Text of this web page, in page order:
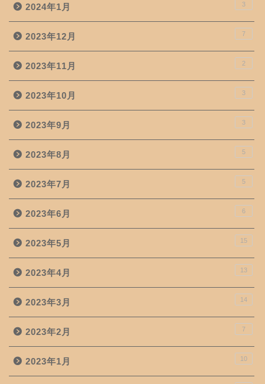
2024年1月 3
2023年12月 7
2023年11月 2
2023年10月 3
2023年9月 3
2023年8月 5
2023年7月 5
2023年6月 6
2023年5月 15
2023年4月 13
2023年3月 14
2023年2月 7
2023年1月 10